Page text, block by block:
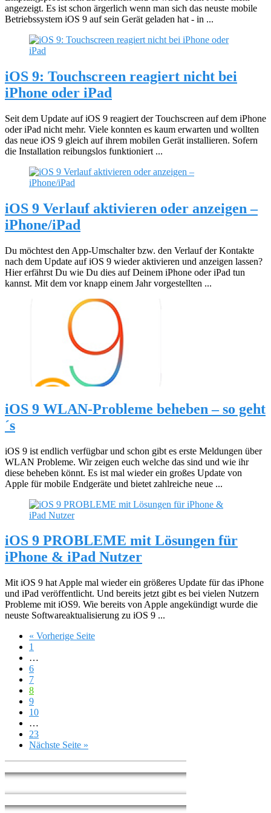
angezeigt. Es ist schon ärgerlich wenn man sich das neuste mobile
Betriebssystem iOS 9 auf sein Gerät geladen hat - in ...
iOS 9: Touchscreen reagiert nicht bei
iPhone oder iPad
Seit dem Update auf iOS 9 reagiert der Touchscreen auf dem iPhone
oder iPad nicht mehr. Viele konnten es kaum erwarten und wollten
das neue iOS 9 gleich auf ihrem mobilen Gerät installieren. Sofern
die Installation reibungslos funktioniert ...
iOS 9 Verlauf aktivieren oder anzeigen –
iPhone/iPad
Du möchtest den App-Umschalter bzw. den Verlauf der Kontakte
nach dem Update auf iOS 9 wieder aktivieren und anzeigen lassen?
Hier erfährst Du wie Du dies auf Deinem iPhone oder iPad tun
kannst. Mit dem vor knapp einem Jahr vorgestellten ...
iOS 9 WLAN-Probleme beheben – so geht
´s
iOS 9 ist endlich verfügbar und schon gibt es erste Meldungen über
WLAN Probleme. Wir zeigen euch welche das sind und wie ihr
diese beheben könnt. Es ist mal wieder ein großes Update von
Apple für mobile Endgeräte und bietet zahlreiche neue ...
iOS 9 PROBLEME mit Lösungen für
iPhone & iPad Nutzer
Mit iOS 9 hat Apple mal wieder ein größeres Update für das iPhone
und iPad veröffentlicht. Und bereits jetzt gibt es bei vielen Nutzern
Probleme mit iOS9. Wie bereits von Apple angekündigt wurde die
neuste Softwareaktualisierung zu iOS 9 ...
« Vorherige Seite
1
…
6
7
8
9
10
…
23
Nächste Seite »